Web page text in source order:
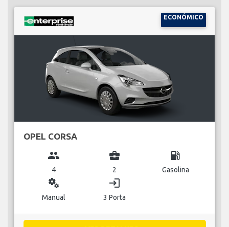
ECONÓMICO
OPEL CORSA
group
4
business_center
2
local_gas_station
Gasolina
miscellaneous_services
Manual
login
3 Porta